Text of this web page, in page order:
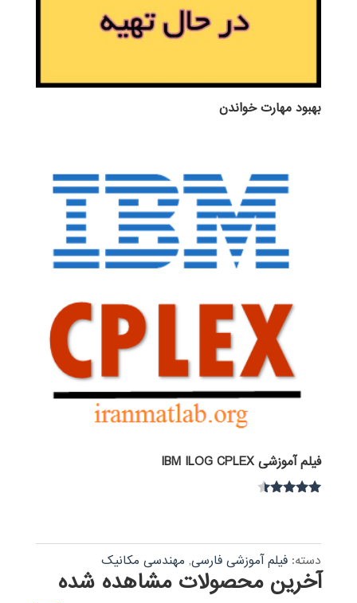
بهبود مهارت خواندن
فیلم آموزشی IBM ILOG CPLEX
دسته: فیلم آموزشی فارسی, مهندسی مکانیک
آخرین محصولات مشاهده شده